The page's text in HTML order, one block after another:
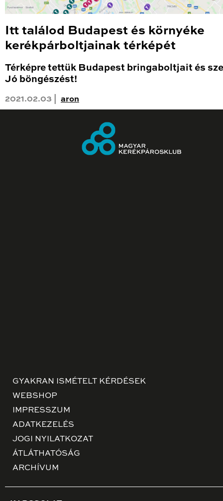
Itt találod Budapest és környéke
kerékpárboltjainak térképét
Térképre tettük Budapest bringaboltjait és
Jó böngészést!
2021.02.03 | aron
GYAKRAN ISMÉTELT KÉRDÉSEK
WEBSHOP
IMPRESSZUM
ADATKEZELÉS
JOGI NYILATKOZAT
ÁTLÁTHATÓSÁG
ARCHÍVUM